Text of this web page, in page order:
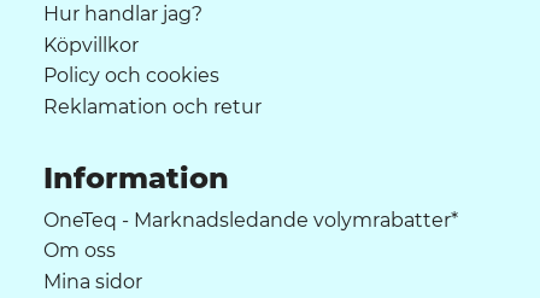
Hur handlar jag?
Köpvillkor
Policy och cookies
Reklamation och retur
Information
OneTeq - Marknadsledande volymrabatter*
Om oss
Mina sidor